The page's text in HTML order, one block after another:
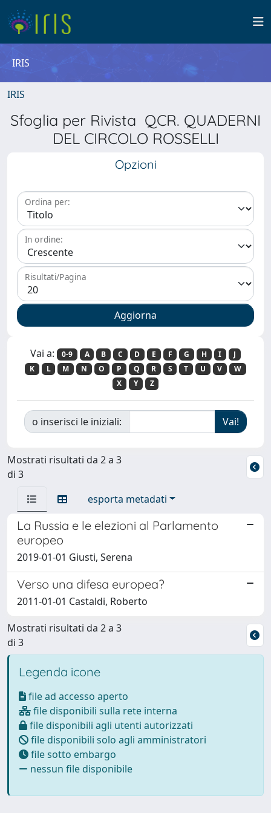
IRIS
IRIS
Sfoglia per Rivista QCR. QUADERNI
DEL CIRCOLO ROSSELLI
Opzioni
Ordina per:
In ordine:
Risultati/Pagina
Vai a: 0-9 A B C D E F G H I
J
K
L M N O P Q R S T U V
W
X
Y Z
o inserisci le iniziali:
Mostrati risultati da 2 a 3
di 3
esporta metadati
La Russia e le elezioni al Parlamento
europeo
2019-01-01 Giusti, Serena
Verso una difesa europea?
2011-01-01 Castaldi, Roberto
Mostrati risultati da 2 a 3
di 3
Legenda icone
file ad accesso aperto
file disponibili sulla rete interna
file disponibili agli utenti autorizzati
file disponibili solo agli amministratori
file sotto embargo
nessun file disponibile